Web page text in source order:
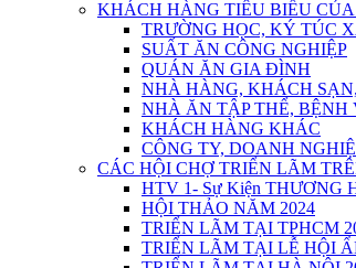
KHÁCH HÀNG TIÊU BIỂU CỦA
TRƯỜNG HỌC, KÝ TÚC
SUẤT ĂN CÔNG NGHIỆP
QUÁN ĂN GIA ĐÌNH
NHÀ HÀNG, KHÁCH
NHÀ ĂN TẬP THỂ, BỆNH
KHÁCH HÀNG KHÁC
CÔNG TY, DOANH
CÁC HỘI CHỢ TRIỂN LÃM
HTV 1- Sự Kiện THƯƠNG
HỘI THẢO NĂM 2024
TRIỂN LÃM TẠI TPHCM
TRIỂN LÃM TẠI LỄ HỘI